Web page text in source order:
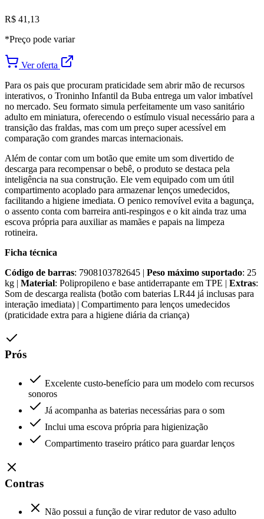
R$ 41,13
*Preço pode variar
Ver oferta
Para os pais que procuram praticidade sem abrir mão de recursos
interativos, o Troninho Infantil da Buba entrega um valor imbatível
no mercado. Seu formato simula perfeitamente um vaso sanitário
adulto em miniatura, oferecendo o estímulo visual necessário para a
transição das fraldas, mas com um preço super acessível em
comparação com grandes marcas internacionais.
Além de contar com um botão que emite um som divertido de
descarga para recompensar o bebê, o produto se destaca pela
inteligência na sua construção. Ele vem equipado com um útil
compartimento acoplado para armazenar lenços umedecidos,
facilitando a higiene imediata. O penico removível evita a bagunça,
o assento conta com barreira anti-respingos e o kit ainda traz uma
escova própria para auxiliar as mamães e papais na limpeza
rotineira.
Ficha técnica
Código de barras: 7908103782645 | Peso máximo suportado: 25
kg | Material: Polipropileno e base antiderrapante em TPE | Extras:
Som de descarga realista (botão com baterias LR44 já inclusas para
interação imediata) | Compartimento para lenços umedecidos
(praticidade extra para a higiene diária da criança)
Prós
Excelente custo-benefício para um modelo com recursos
sonoros
Já acompanha as baterias necessárias para o som
Inclui uma escova própria para higienização
Compartimento traseiro prático para guardar lenços
Contras
Não possui a função de virar redutor de vaso adulto